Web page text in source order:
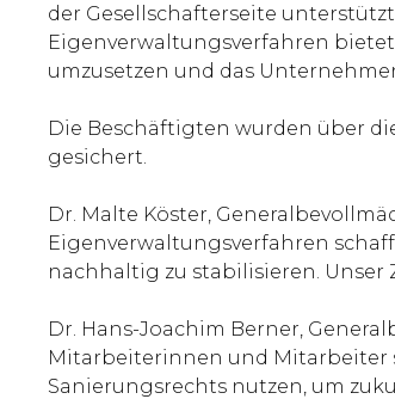
der Gesellschafterseite
Eigenverwaltungsverfahren
umzusetzen und das
Die Beschäftigten wurden über
gesichert.
Dr. Malte Köster,
Eigenverwaltungsverfahren
nachhaltig zu stabilisieren.
Dr. Hans-Joachim Berner,
Mitarbeiterinnen und Mitarbeiter
Sanierungsrechts nutzen, um